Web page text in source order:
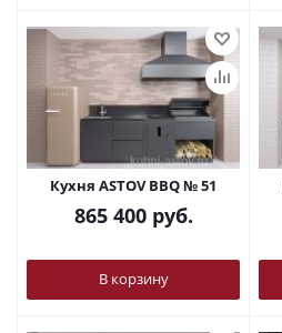
Кухня ASTOV BBQ № 51
865 400руб.
В корзину